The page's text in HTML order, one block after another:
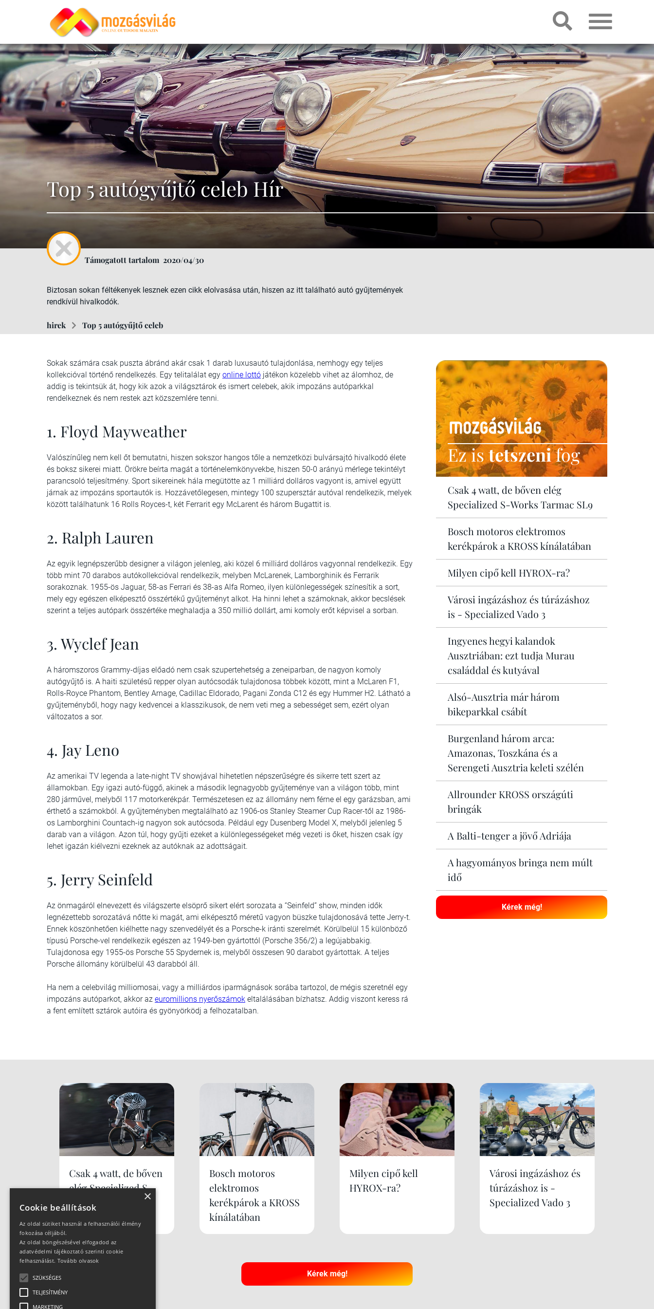
Top 5 autógyűjtő celeb Hír
Támogatott tartalom 2020/04/30
Biztosan sokan féltékenyek lesznek ezen cikk elolvasása után, hiszen az itt található autó gyűjtemények
rendkívül hivalkodók.
hirek Top 5 autógyűjtő celeb
Sokak számára csak puszta ábránd akár csak 1 darab luxusautó tulajdonlása, nemhogy egy teljes
kollekcióval történő rendelkezés. Egy telitalálat egy online lottó játékon közelebb vihet az álomhoz, de
addig is tekintsük át, hogy kik azok a világsztárok és ismert celebek, akik impozáns autóparkkal
rendelkeznek és nem restek azt közszemlére tenni.
1. Floyd Mayweather
Valószínűleg nem kell őt bemutatni, hiszen sokszor hangos tőle a nemzetközi bulvársajtó hivalkodó élete
és boksz sikerei miatt. Örökre beírta magát a történelemkönyvekbe, hiszen 50-0 arányú mérlege tekintélyt
parancsoló teljesítmény. Sport sikereinek hála megütötte az 1 milliárd dolláros vagyont is, amivel együtt
járnak az impozáns sportautók is. Hozzávetőlegesen, mintegy 100 szupersztár autóval rendelkezik, melyek
között találhatunk 16 Rolls Royces-t, két Ferrarit egy McLarent és három Bugattit is.
2. Ralph Lauren
Az egyik legnépszerűbb designer a világon jelenleg, aki közel 6 milliárd dolláros vagyonnal rendelkezik. Egy
több mint 70 darabos autókollekcióval rendelkezik, melyben McLarenek, Lamborghinik és Ferrarik
sorakoznak. 1955-ös Jaguar, 58-as Ferrari és 38-as Alfa Romeo, ilyen különlegességek színesítik a sort,
mely egy egészen elképesztő összértékű gyűjteményt alkot. Ha hinni lehet a számoknak, akkor becslések
szerint a teljes autópark összértéke meghaladja a 350 millió dollárt, ami komoly erőt képvisel a sorban.
3. Wyclef Jean
A háromszoros Grammy-díjas előadó nem csak szupertehetség a zeneiparban, de nagyon komoly
autógyűjtő is. A haiti születésű repper olyan autócsodák tulajdonosa többek között, mint a McLaren F1,
Rolls-Royce Phantom, Bentley Arnage, Cadillac Eldorado, Pagani Zonda C12 és egy Hummer H2. Látható a
gyűjteményből, hogy nagy kedvencei a klasszikusok, de nem veti meg a sebességet sem, ezért olyan
változatos a sor.
4. Jay Leno
Az amerikai TV legenda a late-night TV showjával hihetetlen népszerűségre és sikerre tett szert az
államokban. Egy igazi autó-függő, akinek a második legnagyobb gyűjteménye van a világon több, mint
280 járművel, melyből 117 motorkerékpár. Természetesen ez az állomány nem férne el egy garázsban, ami
érthető a számokból. A gyűjteményben megtalálható az 1906-os Stanley Steamer Cup Racer-től az 1986-
os Lamborghini Countach-ig nagyon sok autócsoda. Például egy Dusenberg Model X, melyből jelenleg 5
darab van a világon. Azon túl, hogy gyűjti ezeket a különlegességeket még vezeti is őket, hiszen csak így
lehet igazán kiélvezni ezeknek az autóknak az adottságait.
5. Jerry Seinfeld
Az önmagáról elnevezett és világszerte elsöprő sikert elért sorozata a “Seinfeld” show, minden idők
legnézettebb sorozatává nőtte ki magát, ami elképesztő méretű vagyon büszke tulajdonosává tette Jerry-t.
Ennek köszönhetően kiélhette nagy szenvedélyét és a Porsche-k iránti szerelmét. Körülbelül 15 különböző
típusú Porsche-vel rendelkezik egészen az 1949-ben gyártottól (Porsche 356/2) a legújabbakig.
Tulajdonosa egy 1955-ös Porsche 55 Spydernek is, melyből összesen 90 darabot gyártottak. A teljes
Porsche állomány körülbelül 43 darabból áll.
Ha nem a celebvilág milliomosai, vagy a milliárdos iparmágnások sorába tartozol, de mégis szeretnél egy
impozáns autóparkot, akkor az euromillions nyerőszámok eltalálásában bízhatsz. Addig viszont keress rá
a fent említett sztárok autóira és gyönyörködj a felhozatalban.
Ez istetszenifog
Csak 4 watt, de bőven elég
Specialized S-Works Tarmac SL9
Bosch motoros elektromos
kerékpárok a KROSS kínálatában
Milyen cipő kell HYROX-ra?
Városi ingázáshoz és túrázáshoz
is - Specialized Vado 3
Ingyenes hegyi kalandok
Ausztriában: ezt tudja Murau
családdal és kutyával
Alsó-Ausztria már három
bikeparkkal csábít
Burgenland három arca:
Amazonas, Toszkána és a
Serengeti Ausztria keleti szélén
Allrounder KROSS országúti
bringák
A Balti-tenger a jövő Adriája
A hagyományos bringa nem múlt
idő
Kérek még!
Csak 4 watt, de bőven
elég Specialized S-
Works Tarmac SL9
Bosch motoros
elektromos
kerékpárok a KROSS
kínálatában
Milyen cipő kell
HYROX-ra?
Városi ingázáshoz és
túrázáshoz is -
Specialized Vado 3
Kérek még!
×
Cookie beállítások
Az oldal sütiket használ a felhasználói élmény
fokozása céljából.
Az oldal böngészésével elfogadod az
adatvédelmi tájékoztató szerinti cookie
felhasználást. Tovább olvasok
SZÜKSÉGES
TELJESÍTMÉNY
MARKETING